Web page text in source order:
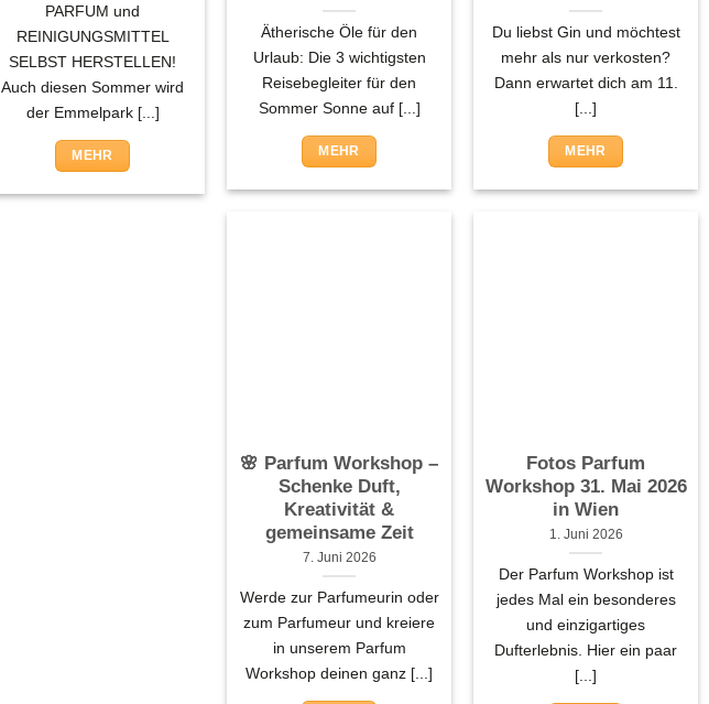
PARFUM und
REINIGUNGSMITTEL
SELBST HERSTELLEN!
Auch diesen Sommer wird
der Emmelpark [...]
MEHR
Ätherische Öle für den
Urlaub: Die 3 wichtigsten
Reisebegleiter für den
Sommer Sonne auf [...]
MEHR
Du liebst Gin und möchtest
mehr als nur verkosten?
Dann erwartet dich am 11.
[...]
MEHR
🌸 Parfum Workshop –
Schenke Duft,
Kreativität &
gemeinsame Zeit
7. Juni 2026
Werde zur Parfumeurin oder
zum Parfumeur und kreiere
in unserem Parfum
Workshop deinen ganz [...]
Fotos Parfum
Workshop 31. Mai 2026
in Wien
1. Juni 2026
Der Parfum Workshop ist
jedes Mal ein besonderes
und einzigartiges
Dufterlebnis. Hier ein paar
[...]